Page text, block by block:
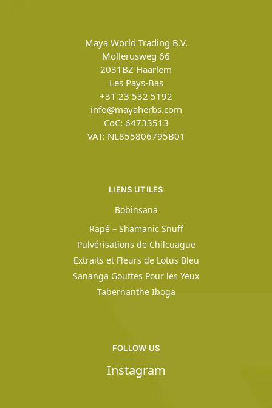
Maya World Trading B.V.
Mollerusweg 66
2031BZ Haarlem
Les Pays-Bas
+31 23 532 5192
info@mayaherbs.com
CoC: 64733513
VAT: NL855806795B01
LIENS UTILES
Bobinsana
Rapé – Shamanic Snuff
Pulvérisations de Chilcuague
Extraits et Fleurs de Lotus Bleu
Sananga Gouttes Pour les Yeux
Tabernanthe Iboga
FOLLOW US
Instagram